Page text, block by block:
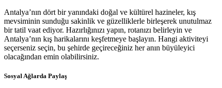
Antalya’nın dört bir yanındaki doğal ve kültürel hazineler, kış
mevsiminin sunduğu sakinlik ve güzelliklerle birleşerek unutulmaz
bir tatil vaat ediyor. Hazırlığınızı yapın, rotanızı belirleyin ve
Antalya’nın kış harikalarını keşfetmeye başlayın. Hangi aktiviteyi
seçerseniz seçin, bu şehirde geçireceğiniz her anın büyüleyici
olacağından emin olabilirsiniz.
Sosyal Ağlarda Paylaş